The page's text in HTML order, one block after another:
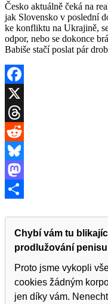
Česko aktuálně čeká na
jak Slovensko v poslední
ke konfliktu na Ukrajině,
odpor, nebo se dokonce
Babiše stačí poslat pár
Facebook
X
Threads
Reddit
Bluesky
Mastodon
Chybí vám tu
prodlužování
Proto jsme vykopli
cookies žádným
jen díky vám.